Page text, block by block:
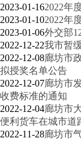
2023-01-162022年
2023-01-102022年
2023-01-06外交部
2022-12-22我市暂
2022-12-08廊坊市
拟授奖名单公告
2022-12-07廊坊市
收费标准的通知
2022-12-04廊坊市
便利货车在城市道
2022-11-28廊坊市